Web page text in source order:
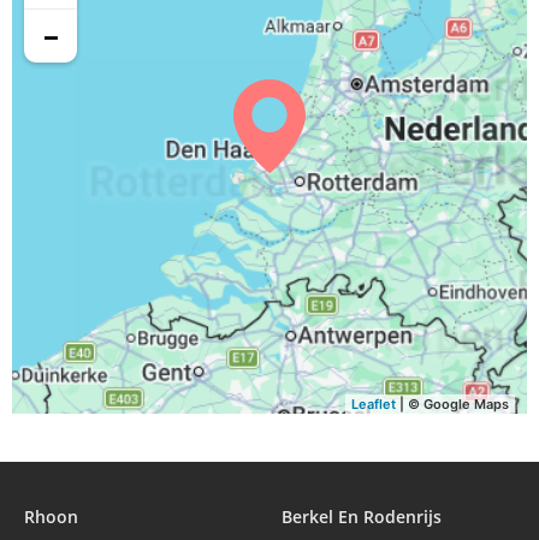
−
Leaflet | © Google Maps
Rhoon
Berkel En Rodenrijs